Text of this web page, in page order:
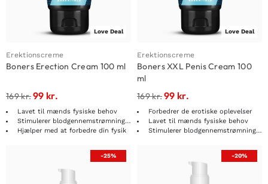
Love Deal
Erektionscreme
Boners Erection Cream 100 ml
169kr.99 kr.
Lavet til mænds fysiske behov
Stimulerer blodgennemstrømningen
Hjælper med at forbedre din fysik
Love Deal
Erektionscreme
Boners XXL Penis Cream 100
ml
169kr.99 kr.
Forbedrer de erotiske oplevelser
Lavet til mænds fysiske behov
Stimulerer blodgennemstrømningen
-25% -20%